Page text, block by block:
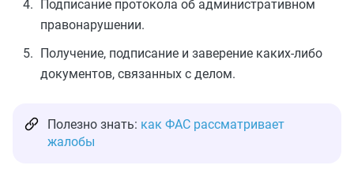
Подписание протокола об административном
правонарушении.
Получение, подписание и заверение каких-либо
документов, связанных с делом.
Полезно знать: как ФАС рассматривает
жалобы